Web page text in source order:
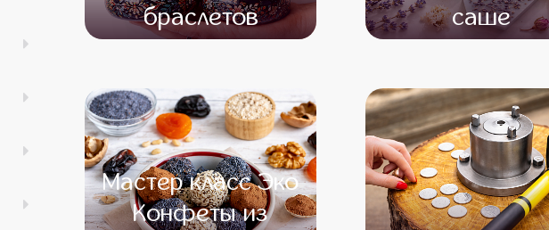
браслетов
саше
Мастер класс Эко
Конфеты из